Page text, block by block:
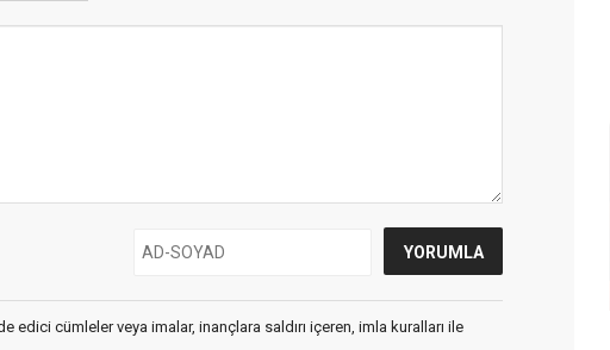
edici cümleler veya imalar, inançlara saldırı içeren, imla kuralları ile